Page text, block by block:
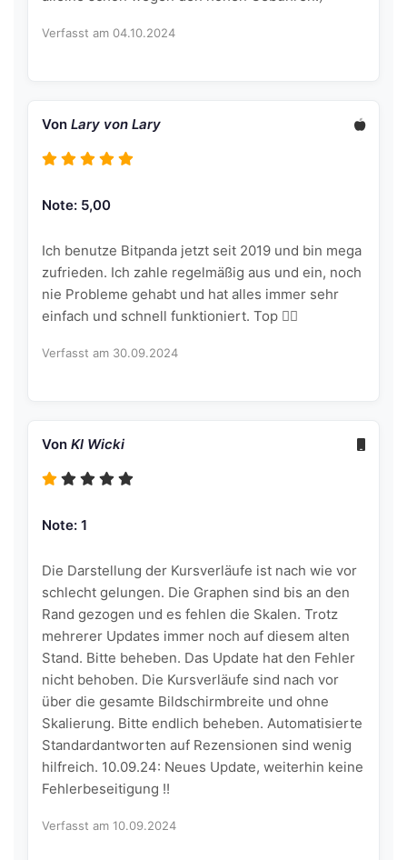
Verfasst am 04.10.2024
Von Lary von Lary
Note: 5,00
Ich benutze Bitpanda jetzt seit 2019 und bin mega
zufrieden. Ich zahle regelmäßig aus und ein, noch
nie Probleme gehabt und hat alles immer sehr
einfach und schnell funktioniert. Top ✌🏻
Verfasst am 30.09.2024
Von Kl Wicki
Note: 1
Die Darstellung der Kursverläufe ist nach wie vor
schlecht gelungen. Die Graphen sind bis an den
Rand gezogen und es fehlen die Skalen. Trotz
mehrerer Updates immer noch auf diesem alten
Stand. Bitte beheben. Das Update hat den Fehler
nicht behoben. Die Kursverläufe sind nach vor
über die gesamte Bildschirmbreite und ohne
Skalierung. Bitte endlich beheben. Automatisierte
Standardantworten auf Rezensionen sind wenig
hilfreich. 10.09.24: Neues Update, weiterhin keine
Fehlerbeseitigung !!
Verfasst am 10.09.2024